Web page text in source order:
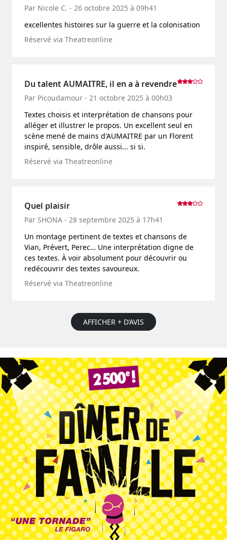
Par Nicole C. - 26 octobre 2025 à 09h41
excellentes histoires sur la guerre et la colonisation
Réservé via Theatreonline
Du talent AUMAITRE, il en a à revendre
Par Picoudamour - 21 octobre 2025 à 00h03
Textes choisis et interprétation de chansons pour
alléger et illustrer le propos. Un excellent seul en
scène mené de mains d'AUMAITRE par un Florent
inspiré, sensible, drôle aussi... si si.
Réservé via Theatreonline
Quel plaisir
Par SHONA - 28 septembre 2025 à 17h41
Un montage pertinent de textes et chansons de
Vian, Prévert, Perec… Une interprétation digne de
ces textes. À voir absolument pour découvrir ou
redécouvrir des textes savoureux.
Réservé via Theatreonline
AFFICHER + D’AVIS